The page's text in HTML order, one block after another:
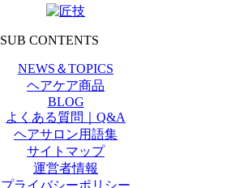
SUB CONTENTS
NEWS＆TOPICS
ヘアケア商品
BLOG
よくある質問｜Q&A
ヘアサロン用語集
サイトマップ
運営者情報
プライバシーポリシー